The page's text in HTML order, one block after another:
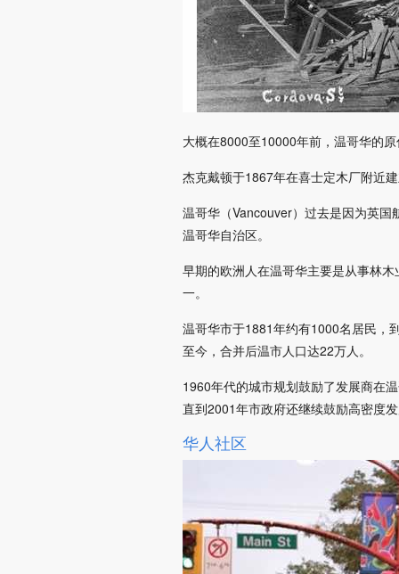
大概在8000至10000年前，温哥华的
杰克戴顿于1867年在喜士定木厂附近
温哥华（Vancouver）过去是因为英
温哥华自治区。
早期的欧洲人在温哥华主要是从事林
一。
温哥华市于1881年约有1000名居民，
至今，合并后温市人口达22万人。
1960年代的城市规划鼓励了发展商在
直到2001年市政府还继续鼓励高密度
华人社区